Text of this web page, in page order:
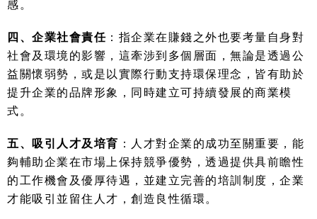
感。
四、企業社會責任 ：指企業在賺錢之外也要考量自身對
社會及環境的影響，這牽涉到多個層面，無論是透過公
益關懷弱勢，或是以實際行動支持環保理念，皆有助於
提升企業的品牌形象，同時建立可持續發展的商業模
式。
五、吸引人才及培育 ：人才對企業的成功至關重要，能
夠輔助企業在市場上保持競爭優勢，透過提供具前瞻性
的工作機會及優厚待遇，並建立完善的培訓制度，企業
才能吸引並留住人才，創造良性循環。